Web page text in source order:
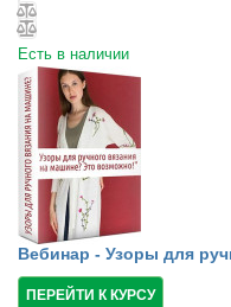
Есть в наличии
Вебинар - Узоры для
ПЕРЕЙТИ К КУРСУ